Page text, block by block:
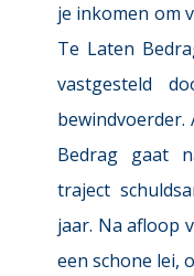
je inkomen om
Te Laten
vastgesteld
Bedrag gaat
traject
jaar. Na afloop
een schone lei,